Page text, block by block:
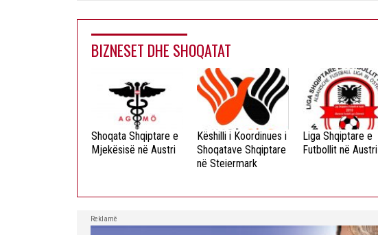
BIZNESET DHE SHOQATAT
Shoqata Shqiptare e
Mjekësisë në Austri
Këshilli i Koordinues i
Shoqatave Shqiptare
në Steiermark
Liga Shqiptare e
Futbollit në Austri
Reklamë